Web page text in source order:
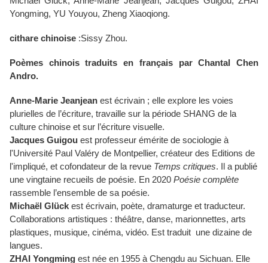
Yongming, YU Youyou, Zheng Xiaoqiong.
cithare chinoise :Sissy Zhou.
Poèmes chinois traduits en français par Chantal Chen
Andro.
Anne-Marie Jeanjean est écrivain ; elle explore les voies
plurielles de l’écriture, travaille sur la période SHANG de la
culture chinoise et sur l’écriture visuelle.
Jacques Guigou est professeur émérite de sociologie à
l'Université Paul Valéry de Montpellier, créateur des Editions de
l'impliqué, et cofondateur de la revue Temps critiques. Il a publié
une vingtaine recueils de poésie. En 2020 Poésie complète
rassemble l’ensemble de sa poésie.
Michaël Glück est écrivain, poète, dramaturge et traducteur.
Collaborations artistiques : théâtre, danse, marionnettes, arts
plastiques, musique, cinéma, vidéo. Est traduit une dizaine de
langues.
ZHAI Yongming est née en 1955 à Chengdu au Sichuan. Elle